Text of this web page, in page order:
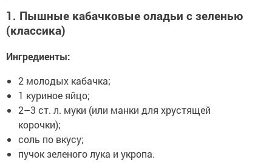
1. Пышные кабачковые оладьи с зеленью
(классика)
Ингредиенты:
2 молодых кабачка;
1 куриное яйцо;
2–3 ст. л. муки (или манки для хрустящей
корочки);
соль по вкусу;
пучок зеленого лука и укропа.